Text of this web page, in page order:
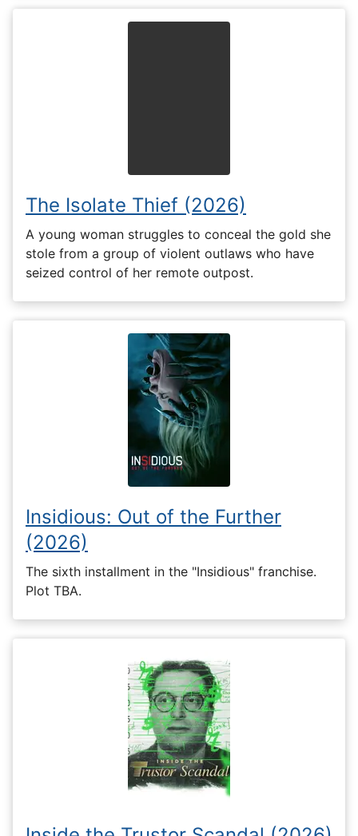
The Isolate Thief (2026)
A young woman struggles to conceal the gold she
stole from a group of violent outlaws who have
seized control of her remote outpost.
Insidious: Out of the Further
(2026)
The sixth installment in the "Insidious" franchise.
Plot TBA.